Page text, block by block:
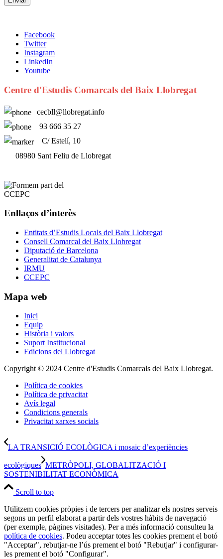
Facebook
Twitter
Instagram
LinkedIn
Youtube
Centre d'Estudis Comarcals del Baix Llobregat
cecbll@llobregat.info
93 666 35 27
C/ Estelí, 10
08980 Sant Feliu de Llobregat
Enllaços d’interès
Entitats d’Estudis Locals del Baix Llobregat
Consell Comarcal del Baix Llobregat
Diputació de Barcelona
Generalitat de Catalunya
IRMU
CCEPC
Mapa web
Inici
Equip
Història i valors
Suport Institucional
Edicions del Llobregat
Copyright © 2024 Centre d'Estudis Comarcals del Baix Llobregat.
Política de cookies
Política de privacitat
Avís legal
Condicions generals
Privacitat xarxes socials
LA TRANSICIÓ ECOLÒGICA i mosaic d’experiències
ecològiques METRÒPOLI, GLOBALITZACIÓ I
SOSTENIBILITAT ECONÒMICA
Scroll to top
Utilitzem cookies pròpies i de tercers per analitzar els nostres serveis
segons un perfil elaborat a partir dels vostres hàbits de navegació
(per exemple, pàgines visitades). Per a més informació consulteu la
política de cookies. Podeu acceptar totes les cookies prement el botó
"Acceptar", rebutjar-ne l’ús prement el botó "Rebutjar" i configurar-
les prement el botó "Configurar".